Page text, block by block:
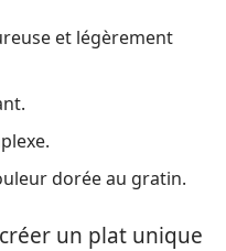
et légèrement
dorée au gratin.
un plat unique